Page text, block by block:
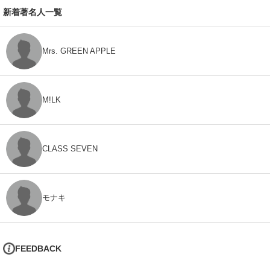
新着著名人一覧
Mrs. GREEN APPLE
M!LK
CLASS SEVEN
モナキ
FEEDBACK